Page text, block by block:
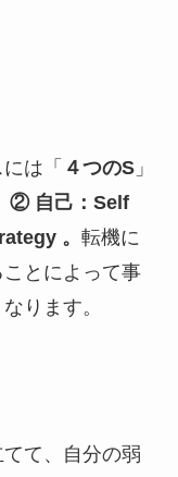
は「 ４つのS」
② 自己：Self
。 転機に
とによって事
ります。
て、自分の弱